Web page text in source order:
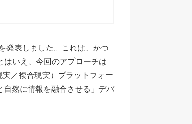
発表しました。これは、かつ
いえ、今回のアプローチは
／複合現実）プラットフォー
然に情報を融合させる」デバ